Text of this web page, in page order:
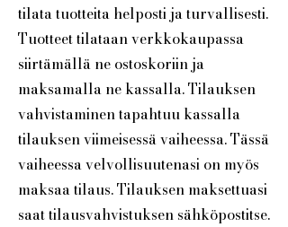
tilata tuotteita helposti ja turvallisesti.
Tuotteet tilataan verkkokaupassa
siirtämällä ne ostoskoriin ja
maksamalla ne kassalla. Tilauksen
vahvistaminen tapahtuu kassalla
tilauksen viimeisessä vaiheessa. Tässä
vaiheessa velvollisuutenasi on myös
maksaa tilaus. Tilauksen maksettuasi
saat tilausvahvistuksen sähköpostitse.